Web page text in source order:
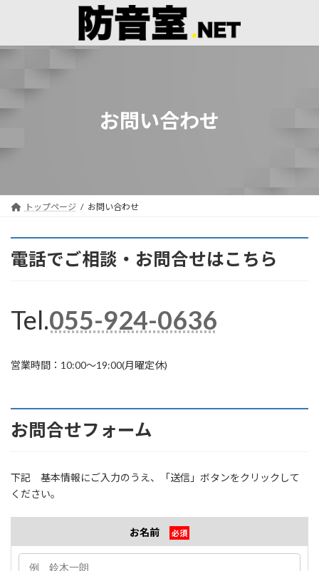
ン
キ
ー
に
お問い合わせ
トップページ お問い合わせ
電話でご相談・お問合せはこちら
Tel.055-924-0636
営業時間：10:00〜19:00(月曜定休)
お問合せフォーム
下記 基本情報にご入力のうえ、「送信」ボタンをクリックして
ください。
お名前 必須